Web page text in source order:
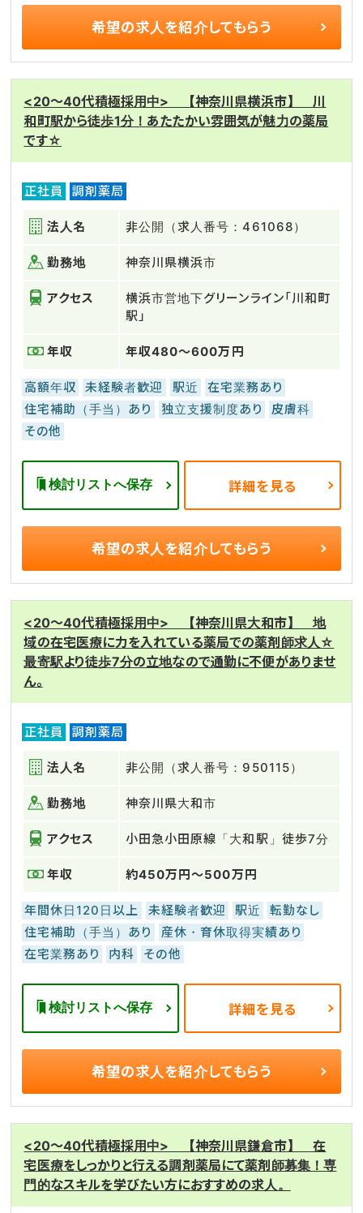
希望の求人を紹介してもらう
<20～40代積極採用中> 【神奈川県横浜市】 川
和町駅から徒歩1分！あたたかい雰囲気が魅力の薬局
です☆
正社員 調剤薬局
法人名 非公開（求人番号：461068）
勤務地 神奈川県横浜市
アクセス
横浜市営地下グリーンライン「川和町
駅」
年収 年収480～600万円
高額年収 未経験者歓迎 駅近
在宅業務あり
住宅補助（手当）あり
独立支援制度あり
皮膚科
その他
検討リストへ保存 詳細を見る
希望の求人を紹介してもらう
<20～40代積極採用中> 【神奈川県大和市】 地
域の在宅医療に力を入れている薬局での薬剤師求人☆
最寄駅より徒歩7分の立地なので通勤に不便がありませ
ん。
正社員 調剤薬局
法人名 非公開（求人番号：950115）
勤務地 神奈川県大和市
アクセス 小田急小田原線「大和駅」徒歩7分
年収 約450万円～500万円
年間休日120日以上 未経験者歓迎 駅近
転勤なし
住宅補助（手当）あり
産休・育休取得実績あり
在宅業務あり
内科 その他
検討リストへ保存 詳細を見る
希望の求人を紹介してもらう
<20～40代積極採用中> 【神奈川県鎌倉市】 在
宅医療をしっかりと行える調剤薬局にて薬剤師募集！専
門的なスキルを学びたい方におすすめの求人。